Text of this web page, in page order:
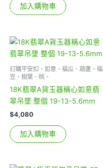
加入購物車
訂購平安扣、如意、福瓜、葫蘆、福
豆、樹葉、桃、
18K翡翠A貨玉器稱心如意翡
翠吊墜 整個 19-13-5.6mm
$4,080
加入購物車